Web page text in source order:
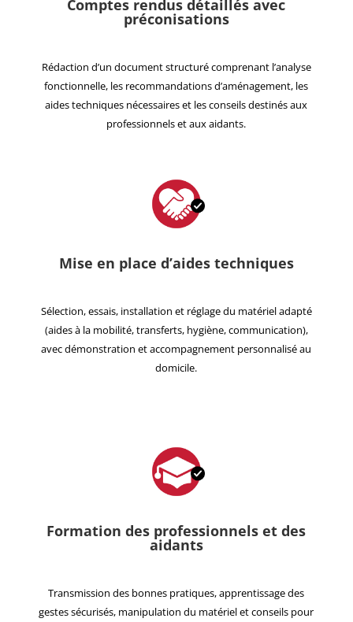
Comptes rendus détaillés avec
préconisations
Rédaction d’un document structuré comprenant l’analyse
fonctionnelle, les recommandations d’aménagement, les
aides techniques nécessaires et les conseils destinés aux
professionnels et aux aidants.
Mise en place d’aides techniques
Sélection, essais, installation et réglage du matériel adapté
(aides à la mobilité, transferts, hygiène, communication),
avec démonstration et accompagnement personnalisé au
domicile.
Formation des professionnels et des
aidants
Transmission des bonnes pratiques, apprentissage des
gestes sécurisés, manipulation du matériel et conseils pour